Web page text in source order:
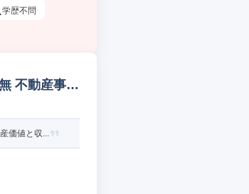
学歴不問
不動産事業
価値と収...